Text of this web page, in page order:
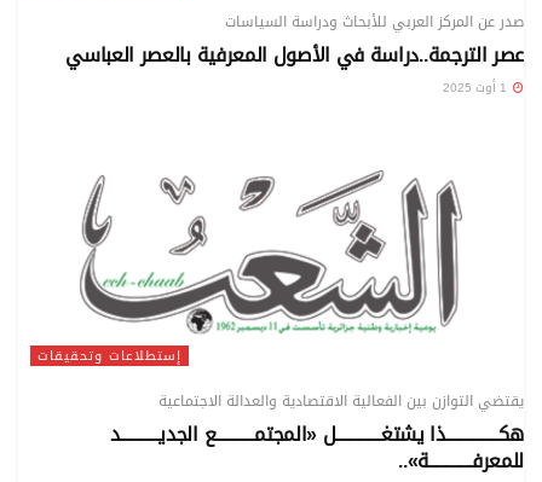
صدر عن المركز العربي للأبحاث ودراسة السياسات
عصر الترجمة..دراسة في الأصول المعرفية بالعصر العباسي
إستطلاعات وتحقيقات
يقتضي التوازن بين الفعالية الاقتصادية والعدالة الاجتماعية
هكــــــــــــــــذا يشتغــــــــــــــل «المجتمــــــــــــع الجديــــــــــــد
للمعرفـــــــــــــة»..